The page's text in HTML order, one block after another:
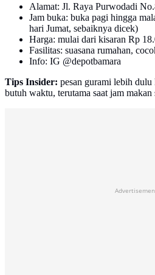
Alamat: Jl. Raya Purwodadi
Jam buka: buka pagi hingga
hari Jumat, sebaiknya dicek)
Harga: mulai dari kisaran Rp
Fasilitas: suasana rumahan,
Info: IG @depotbamara
Tips Insider: pesan gurami lebih dulu
butuh waktu, terutama saat jam makan